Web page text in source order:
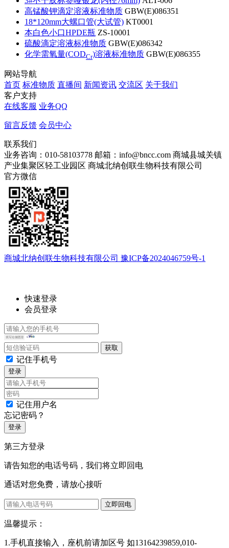
高锰酸钾滴定溶液标准物质 GBW(E)086351
18*120mm大螺口管(大试管) KT0001
本白色小口HPDE瓶 ZS-10001
硫酸滴定溶液标准物质 GBW(E)086342
化学需氧量(CODCr)溶液标准物质 GBW(E)086355
网站导航
首页 标准物质 直播间 新闻资讯 交流区 关于我们
客户支持
在线客服 业务QQ
留言反馈 会员中心
联系我们
业务咨询：010-58103778 邮箱：info@bncc.com 商城县城关镇
产业集聚区轻工业园区 商城北纳创联生物科技有限公司
官方微信
商城北纳创联生物科技有限公司 豫ICP备2024046759号-1
快速登录
会员登录
记住手机号
登录
记住用户名
忘记密码？
登录
第三方登录
请告知您的电话号码，我们将立即回电
通话对您免费，请放心接听
立即回电
温馨提示：
1.手机直接输入，座机前请加区号 如13164239859,010-